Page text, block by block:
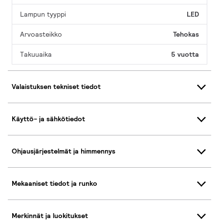
Lampun tyyppi LED
Arvoasteikko Tehokas
Takuuaika 5 vuotta
Valaistuksen tekniset tiedot
Käyttö- ja sähkötiedot
Ohjausjärjestelmät ja himmennys
Mekaaniset tiedot ja runko
Merkinnät ja luokitukset